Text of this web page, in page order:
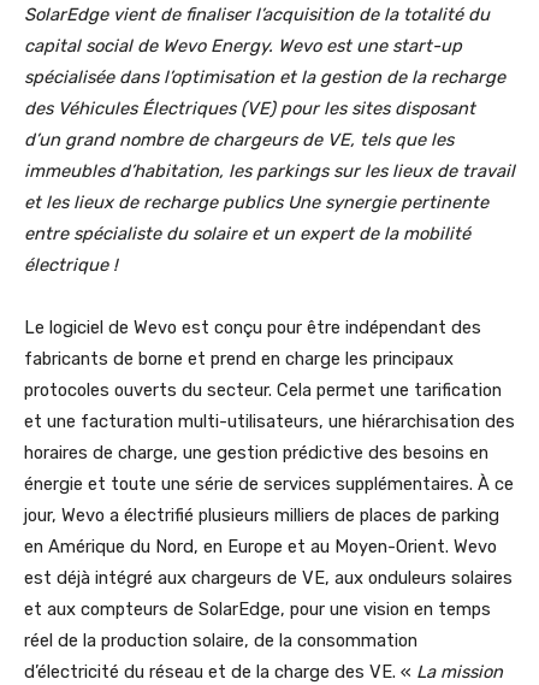
SolarEdge vient de finaliser l’acquisition de la totalité du
capital social de Wevo Energy. Wevo est une start-up
spécialisée dans l’optimisation et la gestion de la recharge
des Véhicules Électriques (VE) pour les sites disposant
d’un grand nombre de chargeurs de VE, tels que les
immeubles d’habitation, les parkings sur les lieux de travail
et les lieux de recharge publics Une synergie pertinente
entre spécialiste du solaire et un expert de la mobilité
électrique !
Le logiciel de Wevo est conçu pour être indépendant des
fabricants de borne et prend en charge les principaux
protocoles ouverts du secteur. Cela permet une tarification
et une facturation multi-utilisateurs, une hiérarchisation des
horaires de charge, une gestion prédictive des besoins en
énergie et toute une série de services supplémentaires. À ce
jour, Wevo a électrifié plusieurs milliers de places de parking
en Amérique du Nord, en Europe et au Moyen-Orient. Wevo
est déjà intégré aux chargeurs de VE, aux onduleurs solaires
et aux compteurs de SolarEdge, pour une vision en temps
réel de la production solaire, de la consommation
d’électricité du réseau et de la charge des VE. « La mission